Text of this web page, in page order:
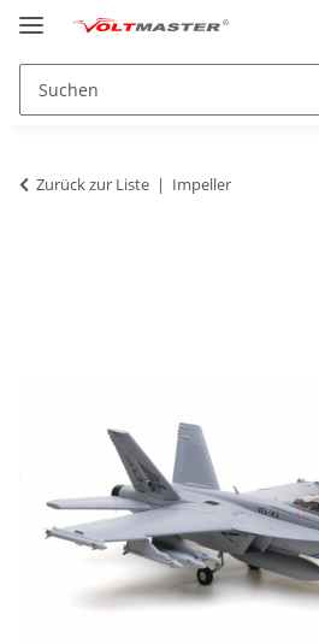
Zurück zur Liste Impeller